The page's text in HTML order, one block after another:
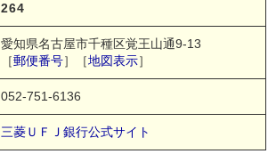
264
愛知県名古屋市千種区覚王山通9-13
［郵便番号］［地図表示］
052-751-6136
三菱ＵＦＪ銀行公式サイト